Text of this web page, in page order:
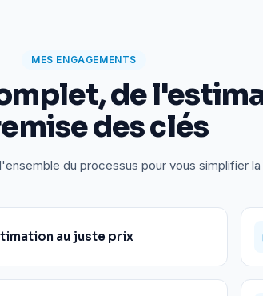
MES ENGAGEMENTS
de
des clés
du processus pour vous simplifier la
au juste prix